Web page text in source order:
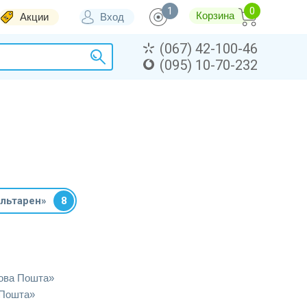
Акции Вход 1 Корзина
(067) 42-100-46
(095) 10-70-232
8
Пошта»